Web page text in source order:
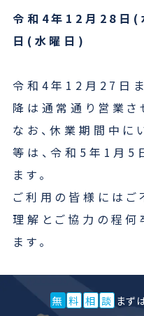
令和4年12月28日(
日(水曜日)
令和4年12月27日
降は通常通り営業さ
なお、休業期間中に
等は、令和5年1月5
ます。
ご利用の皆様にはご
理解とご協力の程何
ます。
無 料 相 談 まず